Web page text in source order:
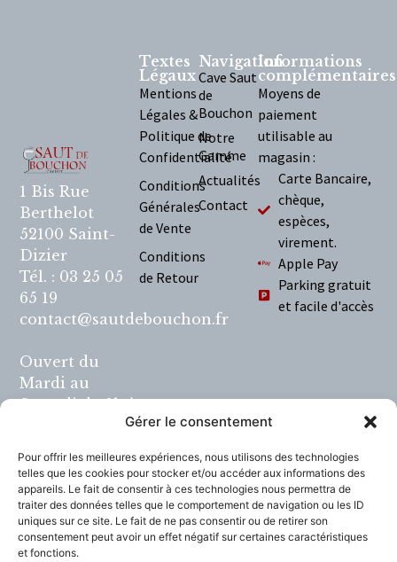
Gérer le consentement
Pour offrir les meilleures expériences, nous utilisons des technologies
telles que les cookies pour stocker et/ou accéder aux informations des
appareils. Le fait de consentir à ces technologies nous permettra de
traiter des données telles que le comportement de navigation ou les ID
uniques sur ce site. Le fait de ne pas consentir ou de retirer son
consentement peut avoir un effet négatif sur certaines caractéristiques
et fonctions.
1 Bis Rue
Berthelot
52100 Saint-
Dizier
Tél. : 03 25 05
65 19
contact@sautdebouchon.fr
Ouvert du
Mardi au
Samedi de 9h à
12h et de 14h à
L'abus d'alcool
est dangereux
pour la santé, à
consommer
Navigation
Cave Saut
de
Bouchon
Notre
Gamme
Actualités
Contact
Textes
Légaux
Mentions
Légales &
Politique de
Confidentialité
Conditions
Générales
de Vente
Conditions
de Retour
Informations
complémentaires
Moyens de
paiement
utilisable au
magasin :
Carte Bancaire,
chèque,
espèces,
virement.
Apple Pay
Parking gratuit
et facile d'accès